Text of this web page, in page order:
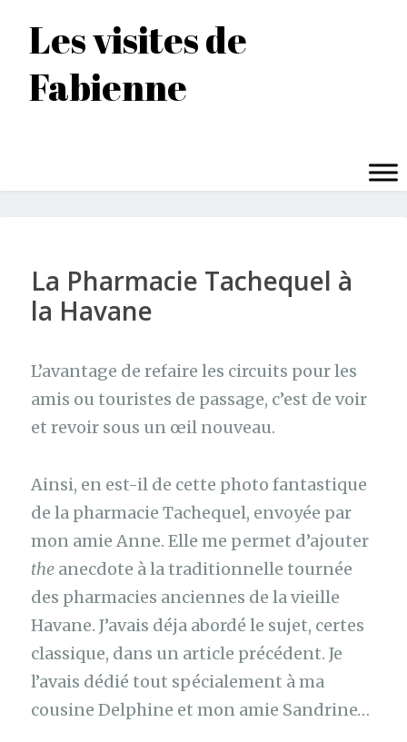
contenu
principal
Les visites de
Fabienne
La Pharmacie Tachequel à
la Havane
L’avantage de refaire les circuits pour les
amis ou touristes de passage, c’est de voir
et revoir sous un œil nouveau.
Ainsi, en est-il de cette photo fantastique
de la pharmacie Tachequel, envoyée par
mon amie Anne. Elle me permet d’ajouter
the anecdote à la traditionnelle tournée
des pharmacies anciennes de la vieille
Havane. J’avais déja abordé le sujet, certes
classique, dans un article précédent. Je
l’avais dédié tout spécialement à ma
cousine Delphine et mon amie Sandrine…